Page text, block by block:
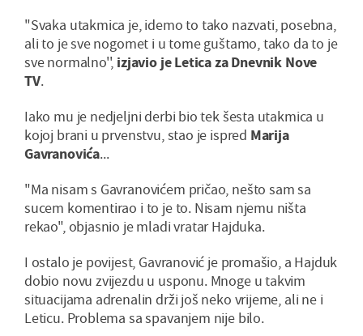
"Svaka utakmica je, idemo to tako nazvati, posebna,
ali to je sve nogomet i u tome guštamo, tako da to je
sve normalno'', izjavio je Letica za Dnevnik Nove
TV.
Iako mu je nedjeljni derbi bio tek šesta utakmica u
kojoj brani u prvenstvu, stao je ispred Marija
Gavranovića...
"Ma nisam s Gavranovićem pričao, nešto sam sa
sucem komentirao i to je to. Nisam njemu ništa
rekao", objasnio je mladi vratar Hajduka.
I ostalo je povijest, Gavranović je promašio, a Hajduk
dobio novu zvijezdu u usponu. Mnoge u takvim
situacijama adrenalin drži još neko vrijeme, ali ne i
Leticu. Problema sa spavanjem nije bilo.